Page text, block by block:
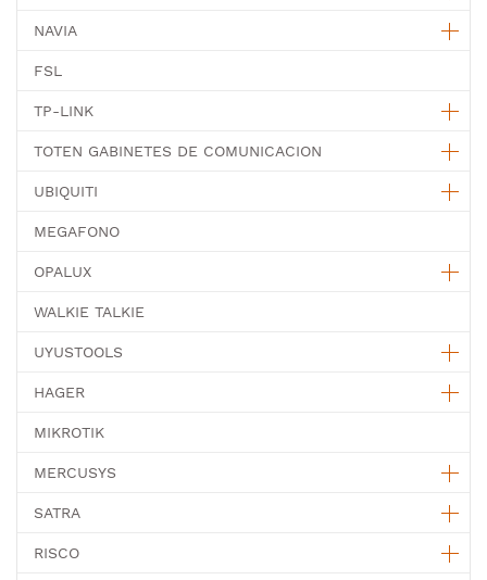
NAVIA
FSL
TP-LINK
TOTEN GABINETES DE COMUNICACION
UBIQUITI
MEGAFONO
OPALUX
WALKIE TALKIE
UYUSTOOLS
HAGER
MIKROTIK
MERCUSYS
SATRA
RISCO